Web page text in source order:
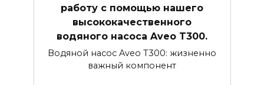
работу с помощью нашего
высококачественного
водяного насоса Aveo T300.
Водяной насос Aveo T300: жизненно
важный компонент